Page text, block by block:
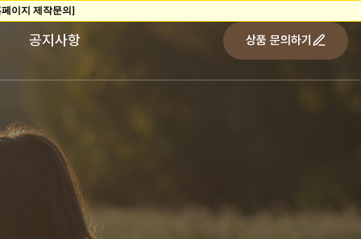
공지사항 상품 문의하기